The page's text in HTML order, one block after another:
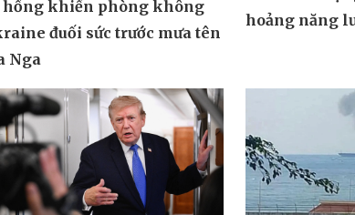
hổng khiến phòng không
đuối sức trước mưa tên
Nga
hoảng năng